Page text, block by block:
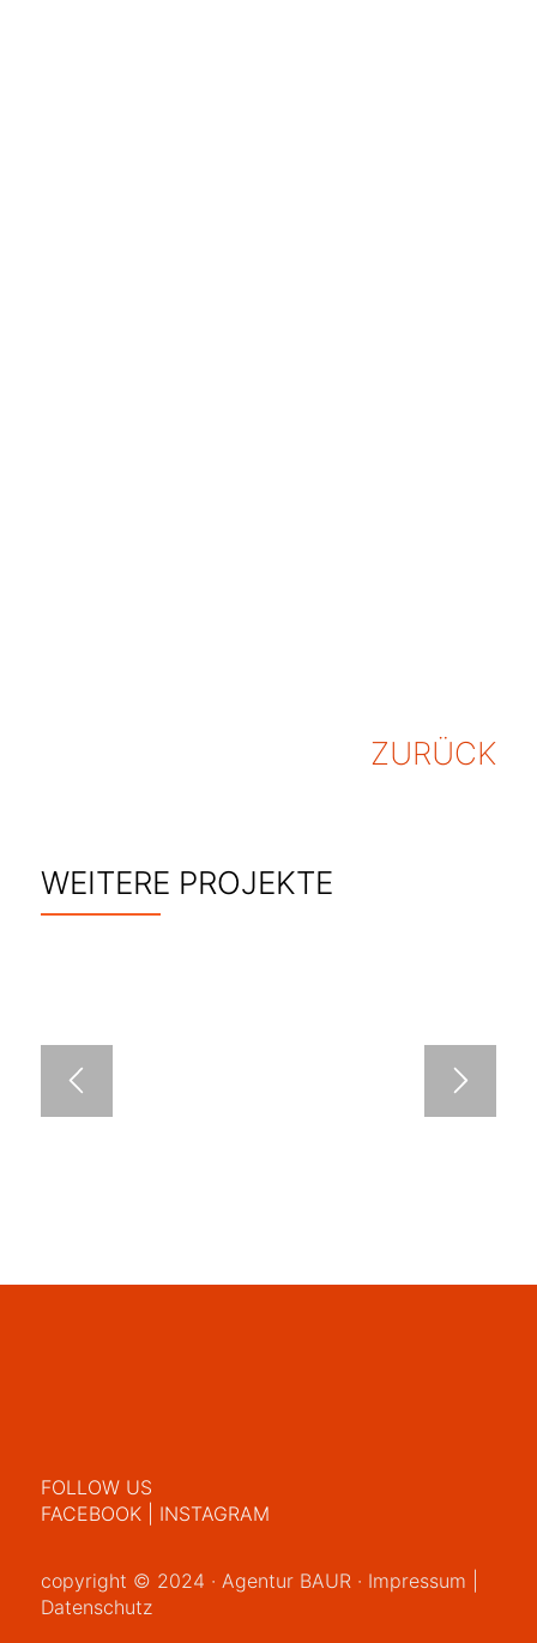
ZURÜCK
WEITERE PROJEKTE
FOLLOW US
FACEBOOK| INSTAGRAM
copyright © 2024 · Agentur BAUR · Impressum
Datenschutz